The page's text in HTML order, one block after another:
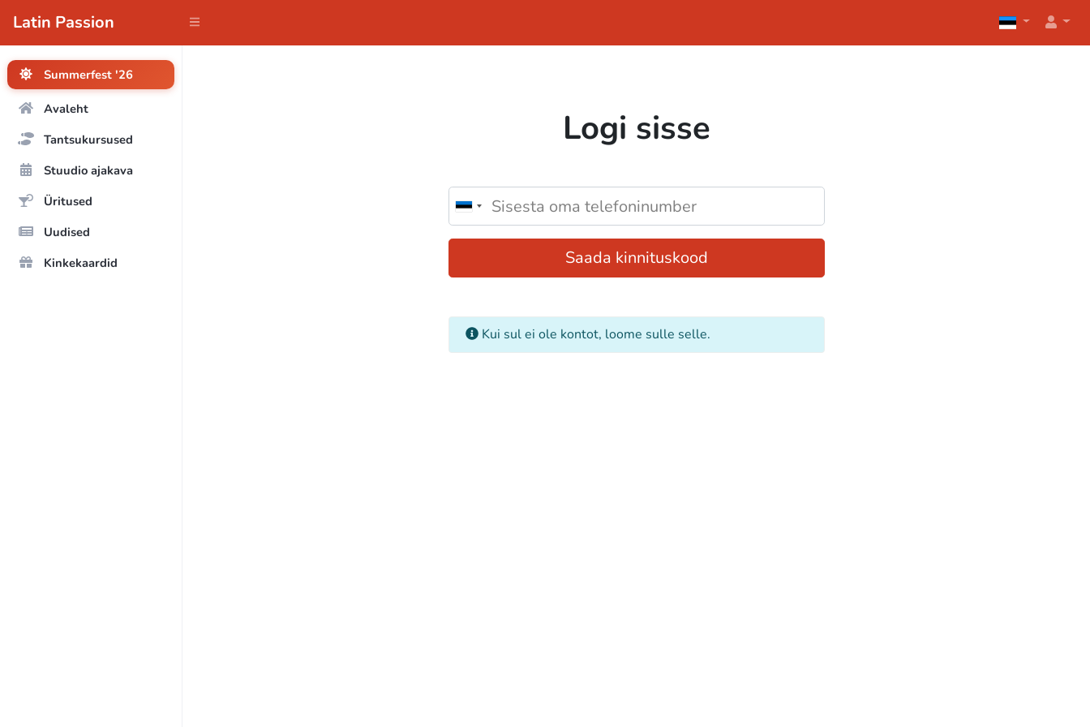
Latin Passion
Summerfest '26
Avaleht
Tantsukursused
Stuudio ajakava
Üritused
Uudised
Kinkekaardid
Logi sisse
Saada kinnituskood
Kui sul ei ole kontot, loome sulle selle.